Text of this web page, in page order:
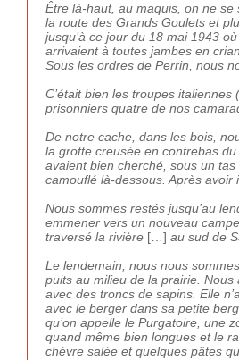
Être là-haut, au maquis, on ne
la route des Grands Goulets et
jusqu’à ce jour du 18 mai 1943
arrivaient à toutes jambes en
Sous les ordres de Perrin, nous
C’était bien les troupes
prisonniers quatre de nos
De notre cache, dans les bois,
la grotte creusée en contrebas
avaient bien cherché, sous un
camouflé là-dessous. Après
Nous sommes restés jusqu’au
emmener vers un nouveau
traversé la rivière […] au sud de
Le lendemain, nous nous
puits au milieu de la prairie.
avec des troncs de sapins. Elle
avec le berger dans sa petite
qu’on appelle le Purgatoire, une
quand même bien longues et le
chèvre salée et quelques pâtes